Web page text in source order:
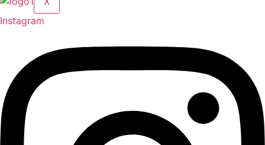
Instagram